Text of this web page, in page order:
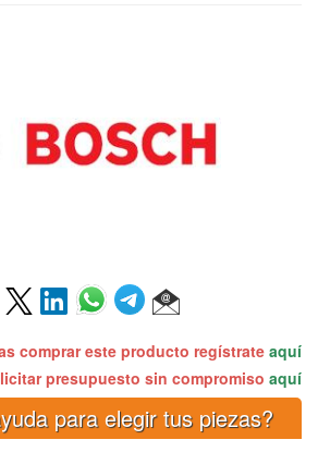
comprar este producto regístrate aquí
presupuesto sin compromiso aquí
para elegir tus piezas?